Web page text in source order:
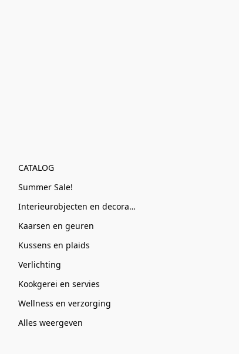
CATALOG
Summer Sale!
Interieurobjecten en decoratie
Kaarsen en geuren
Kussens en plaids
Verlichting
Kookgerei en servies
Wellness en verzorging
Alles weergeven